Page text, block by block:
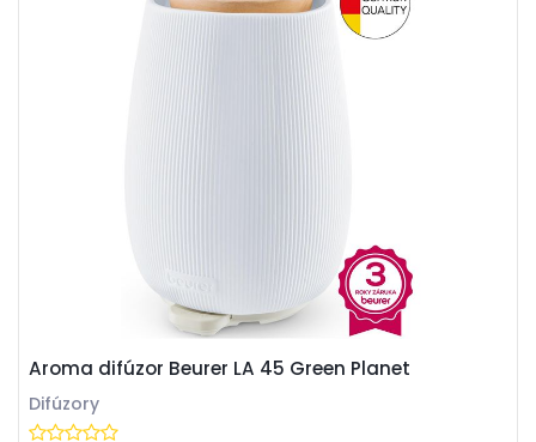
Aroma difúzor Beurer LA 45 Green Planet
Difúzory